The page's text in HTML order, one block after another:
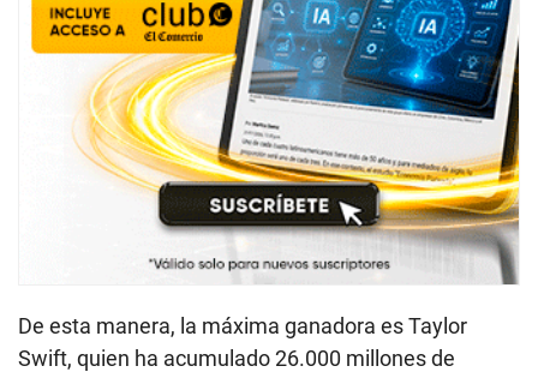
De esta manera, la máxima ganadora es Taylor
Swift, quien ha acumulado 26.000 millones de